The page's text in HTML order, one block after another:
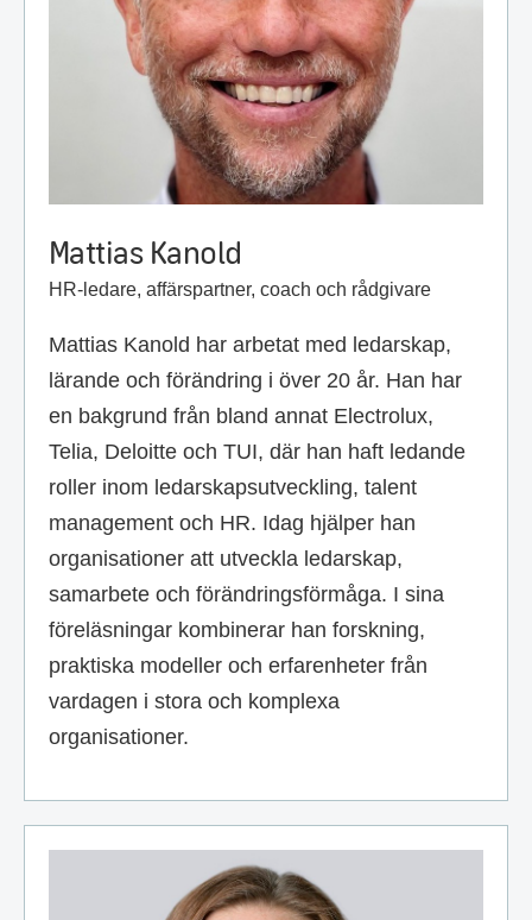
Mattias Kanold
HR-ledare, affärspartner, coach och rådgivare
Mattias Kanold har arbetat med ledarskap,
lärande och förändring i över 20 år. Han har
en bakgrund från bland annat Electrolux,
Telia, Deloitte och TUI, där han haft ledande
roller inom ledarskapsutveckling, talent
management och HR. Idag hjälper han
organisationer att utveckla ledarskap,
samarbete och förändringsförmåga. I sina
föreläsningar kombinerar han forskning,
praktiska modeller och erfarenheter från
vardagen i stora och komplexa
organisationer.